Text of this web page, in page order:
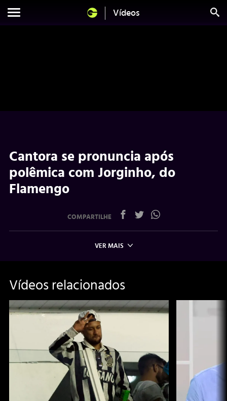
Vídeos
Cantora se pronuncia após
polêmica com Jorginho, do
Flamengo
COMPARTILHE
VER MAIS
Vídeos relacionados